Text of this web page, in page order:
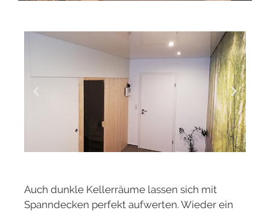
Auch dunkle Kellerräume lassen sich mit
Spanndecken perfekt aufwerten. Wieder ein